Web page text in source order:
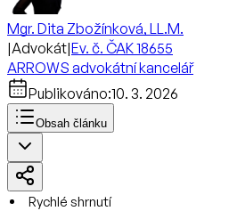
Mgr. Dita Zbožínková, LL.M.
|Advokát|Ev. č. ČAK 18655
ARROWS advokátní kancelář
Publikováno:10. 3. 2026
Obsah článku
Rychlé shrnutí